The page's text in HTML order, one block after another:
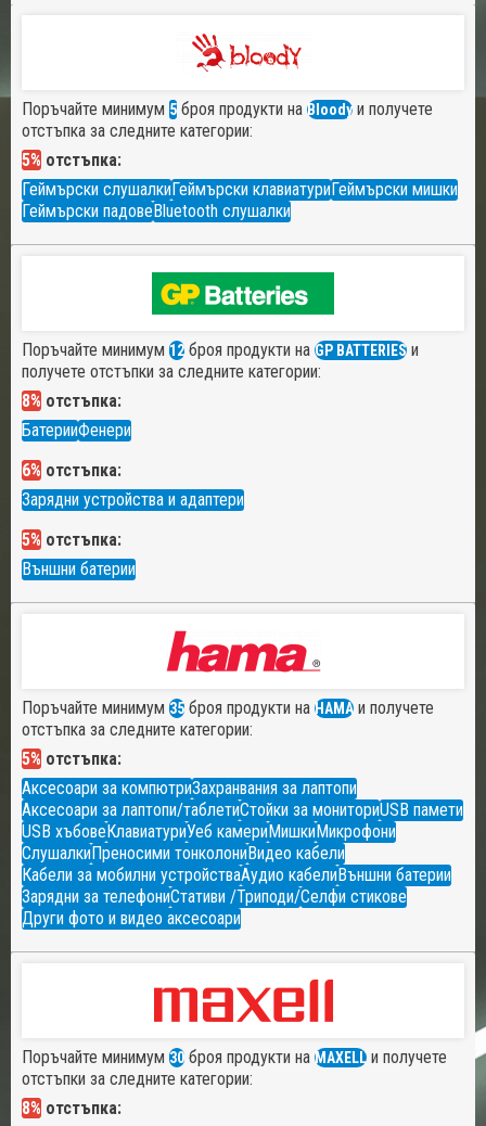
Поръчайте минимум 5 броя продукти на Bloody и получете
отстъпка за следните категории:
5% отстъпка:
Геймърски слушалкиГеймърски клавиатуриГеймърски мишки
Геймърски падовеBluetooth слушалки
Поръчайте минимум 12 броя продукти на GP BATTERIES и
получете отстъпки за следните категории:
8% отстъпка:
БатерииФенери
6% отстъпка:
Зарядни устройства и адаптери
5% отстъпка:
Външни батерии
Поръчайте минимум 35 броя продукти на HAMA и получете
отстъпка за следните категории:
5% отстъпка:
Аксесоари за компютриЗахранвания за лаптопи
Аксесоари за лаптопи/таблетиСтойки за мониториUSB памети
USB хъбовеКлавиатуриУеб камериМишкиМикрофони
СлушалкиПреносими тонколониВидео кабели
Кабели за мобилни устройстваАудио кабелиВъншни батерии
Зарядни за телефониСтативи /Триподи/Селфи стикове
Други фото и видео аксесоари
Поръчайте минимум 30 броя продукти на MAXELL и получете
отстъпки за следните категории:
8% отстъпка: